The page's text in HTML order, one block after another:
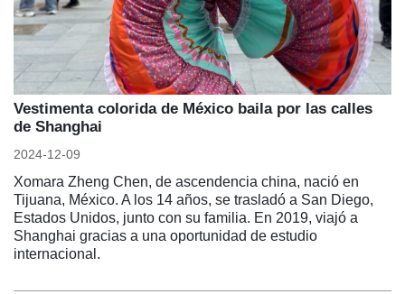
Vestimenta colorida de México baila por las calles
de Shanghai
2024-12-09
Xomara Zheng Chen, de ascendencia china, nació en
Tijuana, México. A los 14 años, se trasladó a San Diego,
Estados Unidos, junto con su familia. En 2019, viajó a
Shanghai gracias a una oportunidad de estudio
internacional.